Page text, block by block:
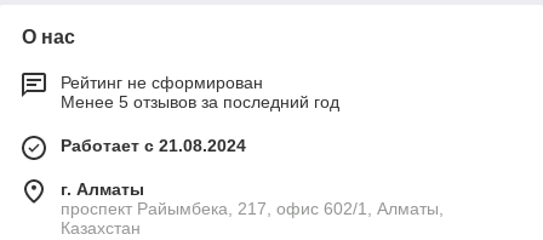
О нас
Рейтинг не сформирован
Менее 5 отзывов за последний год
Работает с 21.08.2024
г. Алматы
проспект Райымбека, 217, офис 602/1, Алматы,
Казахстан